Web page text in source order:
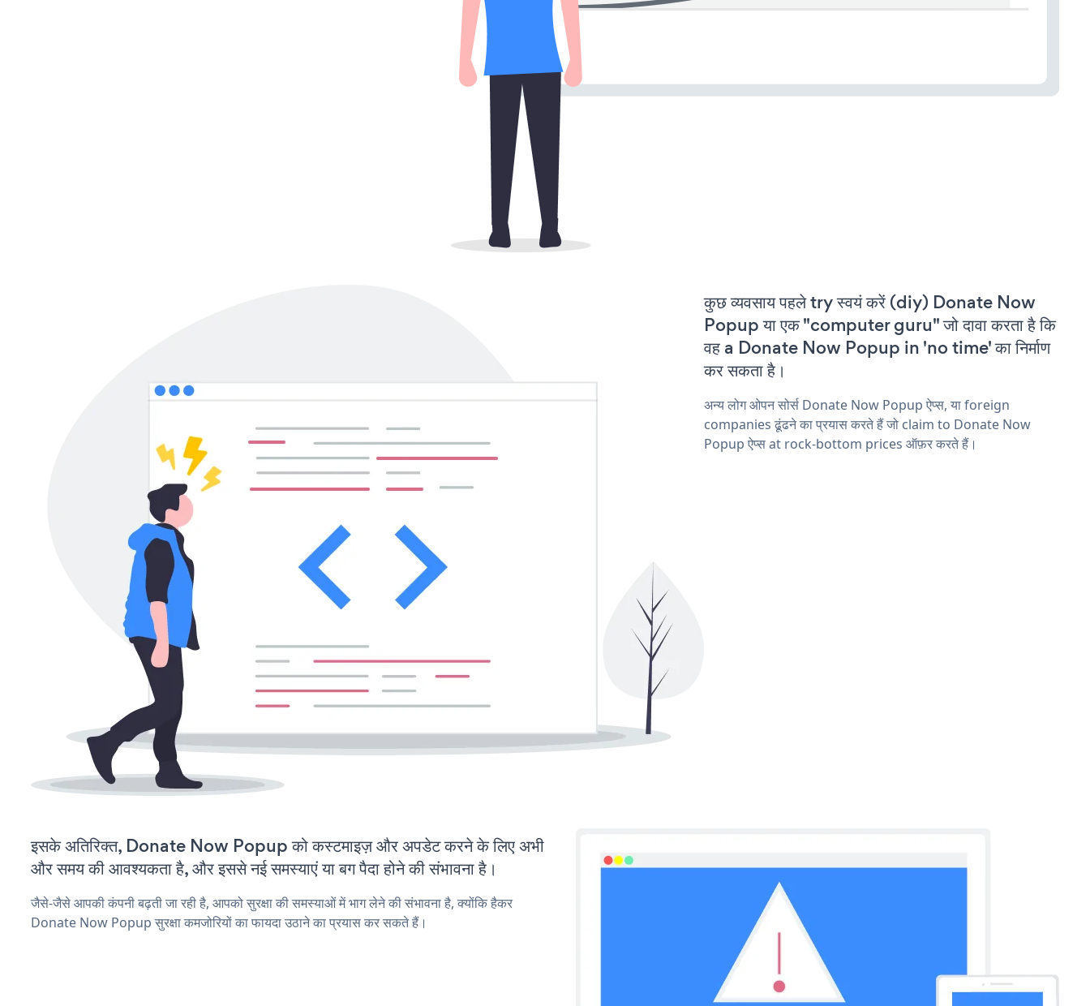
कुछ व्यवसाय पहले try स्वयं करें (diy) Donate Now
Popup या एक "computer guru" जो दावा करता है कि
वह a Donate Now Popup in 'no time' का निर्माण
कर सकता है।
अन्य लोग ओपन सोर्स Donate Now Popup ऐप्स, या foreign
companies ढूंढने का प्रयास करते हैं जो claim to Donate Now
Popup ऐप्स at rock-bottom prices ऑफ़र करते हैं।
इसके अतिरिक्त, Donate Now Popup को कस्टमाइज़ और अपडेट करने के लिए अभी
और समय की आवश्यकता है, और इससे नई समस्याएं या बग पैदा होने की संभावना है।
जैसे-जैसे आपकी कंपनी बढ़ती जा रही है, आपको सुरक्षा की समस्याओं में भाग लेने की संभावना है, क्योंकि हैकर
Donate Now Popup सुरक्षा कमजोरियों का फायदा उठाने का प्रयास कर सकते हैं।